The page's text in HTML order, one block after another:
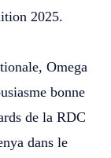
2025.
Omega
bonne
de la RDC
dans le